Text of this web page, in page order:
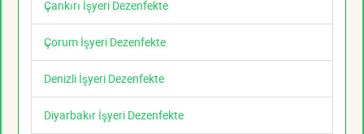
Çankırı İşyeri Dezenfekte
Çorum İşyeri Dezenfekte
Denizli İşyeri Dezenfekte
Diyarbakır İşyeri Dezenfekte